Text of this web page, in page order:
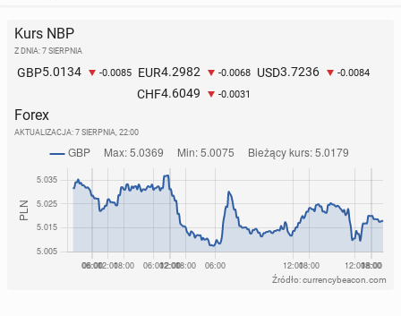
Kurs NBP
Z DNIA: 7 SIERPNIA
GBP5.0134 -0.0085 EUR4.2982 -0.0068 USD3.7236 -0.0084
CHF4.6049 -0.0031
Forex
AKTUALIZACJA: 7 SIERPNIA, 22:00
Źródło: currencybeacon.com